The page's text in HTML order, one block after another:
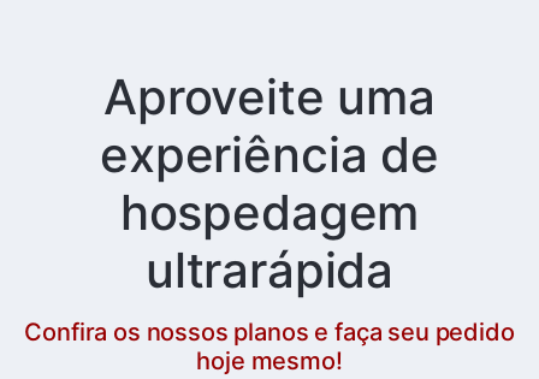
Aproveite uma
experiência de
hospedagem
ultrarápida
Confira os nossos planos e faça seu pedido
hoje mesmo!